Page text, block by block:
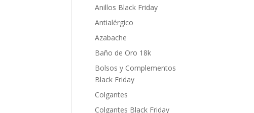
Anillos Black Friday
Antialérgico
Azabache
Baño de Oro 18k
Bolsos y Complementos
Black Friday
Colgantes
Colgantes Black Friday